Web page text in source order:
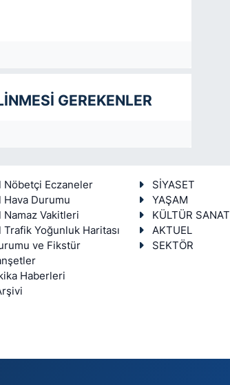
GEREKENLER
Nöbetçi Eczaneler
Hava Durumu
Namaz Vakitleri
Trafik Yoğunluk Haritası
ve Fikstür
Haberleri
SİYASET
YAŞAM
KÜLTÜR SANAT
AKTUEL
SEKTÖR